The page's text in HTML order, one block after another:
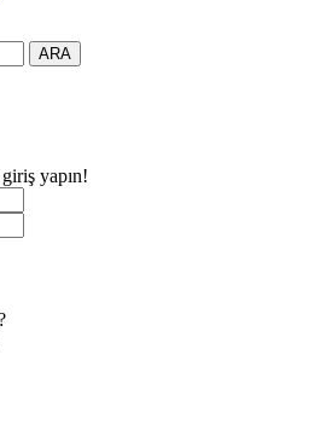
ARA
yapın!